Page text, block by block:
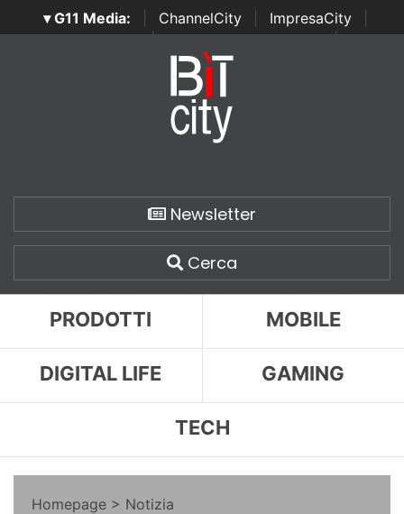
▾ G11 Media: ChannelCity ImpresaCity
SecurityOpenLab | Italian Channel Awards | Italian
Italian Security Awards
Newsletter
Cerca
PRODOTTI MOBILE
DIGITAL LIFE GAMING
TECH
Homepage > Notizia